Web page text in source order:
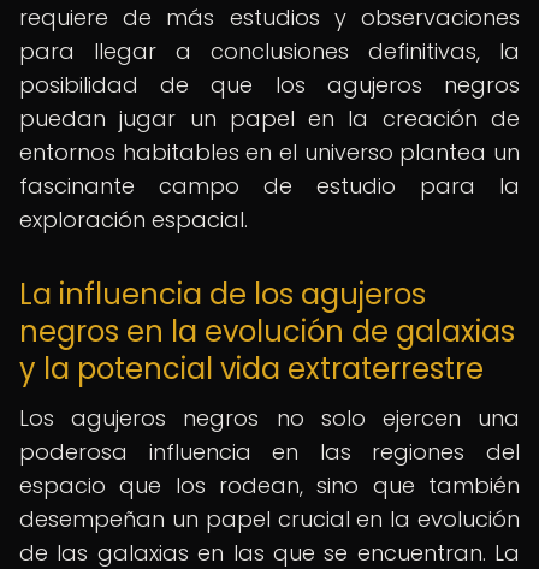
requiere de más estudios y observaciones
para llegar a conclusiones definitivas, la
posibilidad de que los agujeros negros
puedan jugar un papel en la creación de
entornos habitables en el universo plantea un
fascinante campo de estudio para la
exploración espacial.
La influencia de los agujeros
negros en la evolución de galaxias
y la potencial vida extraterrestre
Los agujeros negros no solo ejercen una
poderosa influencia en las regiones del
espacio que los rodean, sino que también
desempeñan un papel crucial en la evolución
de las galaxias en las que se encuentran. La